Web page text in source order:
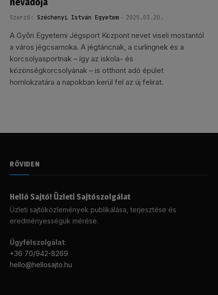
Szerző: Széchenyi István Egyetem 2025.03.20.
A Győri Egyetemi Jégsport Központ nevet viseli mostantól
a város jégcsarnoka. A jégtáncnak, a curlingnek és a
korcsolyasportnak – így az iskola- és
közönségkorcsolyának – is otthont adó épület
homlokzatára a napokban kerül fel az új felirat.
RÖVIDEN
Helló Sajtó! Üzleti Sajtószolgálat
Üzleti sajtóközlemények publikálása, terjesztése és
eredményességük mérése.
Ügyfélszolgálat:
+36 70/942-8269
hello@hellosajto.hu